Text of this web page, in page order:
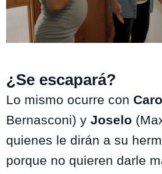
¿Se escapará?
Lo mismo ocurre con
Bernasconi) y Joselo
quienes le dirán a su
porque no quieren darle